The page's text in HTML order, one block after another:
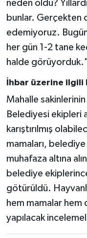
neden oldu?
bunlar. Gerçekten
edemiyoruz.
her gün 1-2 tane
halde görüyorduk."
İhbar üzerine
Mahalle
Belediyesi ekipleri
karıştırılmış
mamaları,
muhafaza altına
belediye
götürüldü.
hem mamalar hem
yapılacak